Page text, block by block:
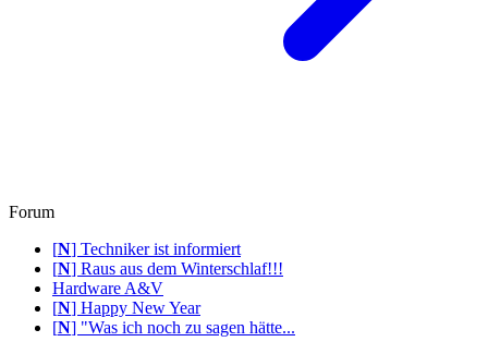
Forum
[N] Techniker ist informiert
[N] Raus aus dem Winterschlaf!!!
Hardware A&V
[N] Happy New Year
[N] "Was ich noch zu sagen hätte...